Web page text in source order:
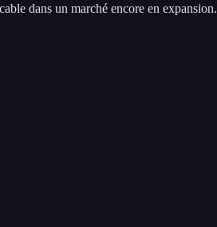
dans un marché encore en expansion.